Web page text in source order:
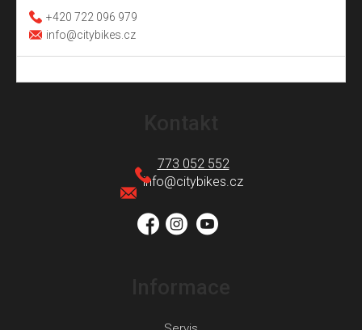
+420 722 096 979
info@citybikes.cz
info@citybikes.cz
773 052 552